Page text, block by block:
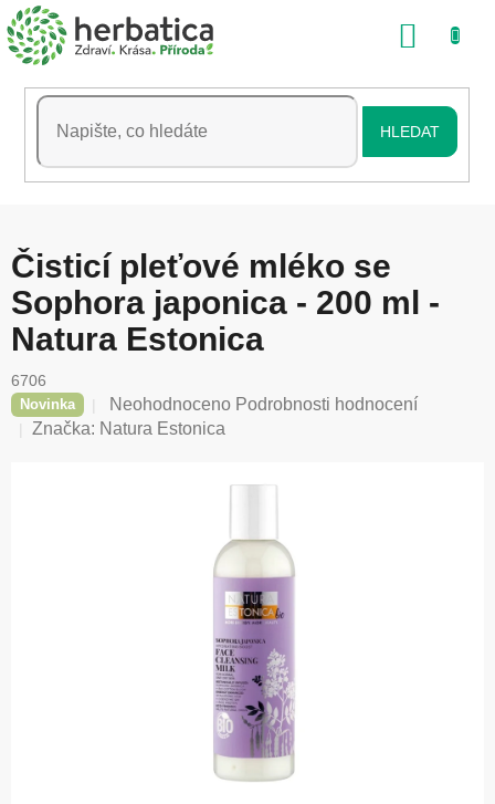
Přejít
na
obsah
HLEDAT
Čisticí pleťové mléko se
Sophora japonica - 200 ml -
Natura Estonica
6706
Novinka
Průměrné
hodnocení
Neohodnoceno Podrobnosti hodnocení
Značka: Natura Estonica